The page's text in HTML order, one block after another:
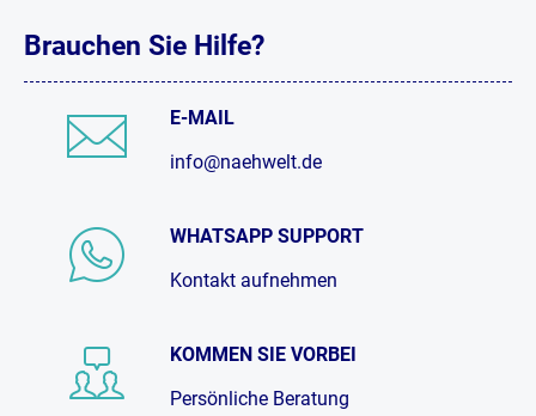
Brauchen Sie Hilfe?
E-MAIL
info@naehwelt.de
WHATSAPP SUPPORT
Kontakt aufnehmen
KOMMEN SIE VORBEI
Persönliche Beratung